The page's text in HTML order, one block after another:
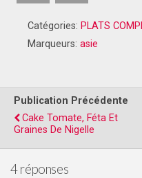
Catégories: PLATS
Marqueurs: asie
Publication Précédente
Cake Tomate, Féta Et
Graines De Nigelle
4 réponses